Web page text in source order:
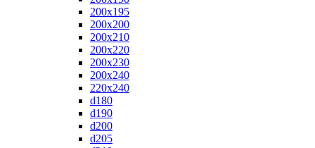
200x195
200x200
200x210
200x220
200x230
200x240
220x240
d180
d190
d200
d205